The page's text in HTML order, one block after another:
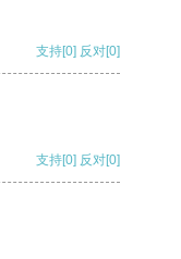
支持[0] 反对[0]
支持[0] 反对[0]